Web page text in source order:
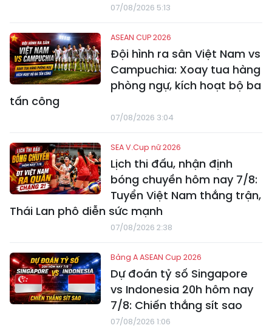
07/08/2026 5:13
ASEAN CUP 2026
Đội hình ra sân Việt Nam vs
Campuchia: Xoay tua hàng
phòng ngự, kích hoạt bộ ba
tấn công
07/08/2026 3:04
SEA V.Cup nữ 2026
Lịch thi đấu, nhận định
bóng chuyền hôm nay 7/8:
Tuyển Việt Nam thắng trận,
Thái Lan phô diễn sức mạnh
07/08/2026 2:38
Bảng A ASEAN Cup 2026
Dự đoán tỷ số Singapore
vs Indonesia 20h hôm nay
7/8: Chiến thắng sít sao
07/08/2026 1:06